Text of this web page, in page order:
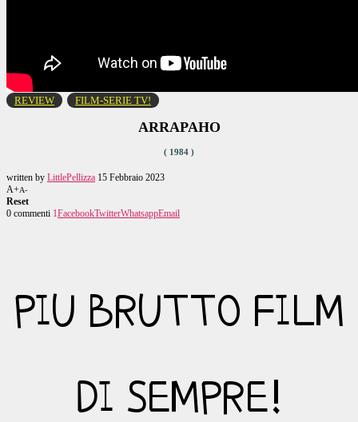
REVIEW FILM-SERIE TV!
ARRAPAHO
( 1984 )
written by LittlePellizza 15 Febbraio 2023
A+A-
Reset
0 commenti 1FacebookTwitterWhatsappEmail
PIU BRUTTO FILM
DI SEMPRE!